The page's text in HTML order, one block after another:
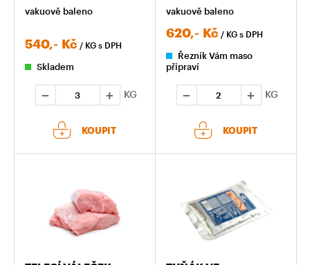
vakuově baleno
540,- Kč / KG s DPH
Skladem
KG
KOUPIT
vakuově baleno
620,- Kč / KG s DPH
Řezník Vám maso
připraví
KG
KOUPIT